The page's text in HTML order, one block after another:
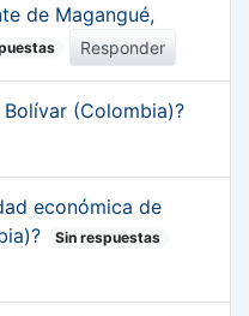
de Magangué,
Responder
(Colombia)?
económica de
Sin respuestas